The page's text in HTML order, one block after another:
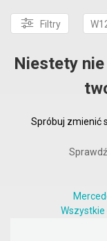
Filtry
Niestety
Spróbuj zmienić